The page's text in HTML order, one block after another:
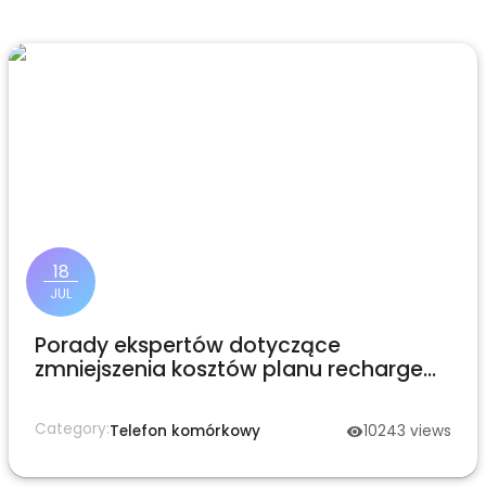
18
JUL
Porady ekspertów dotyczące
zmniejszenia kosztów planu recharge
Category:Telefon komórkowy 10243 views